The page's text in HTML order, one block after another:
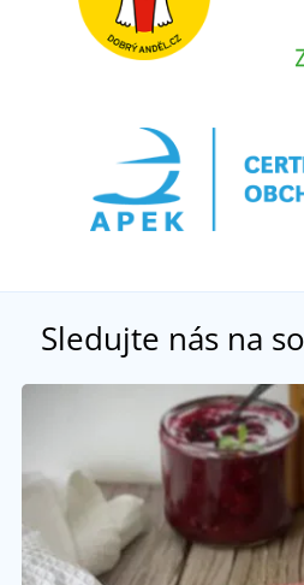
Sledujte nás na